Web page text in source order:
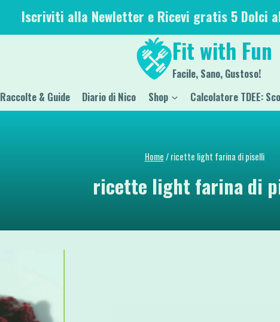
Iscriviti alla Newletter e Ricevi gratis 5 Dolci
Fit with Fun
Facile, Sano, Gustoso!
Raccolte & Guide Diario di Nico Shop Calcolatore TDEE:
Home/ ricette light farina di piselli
ricette light farina di